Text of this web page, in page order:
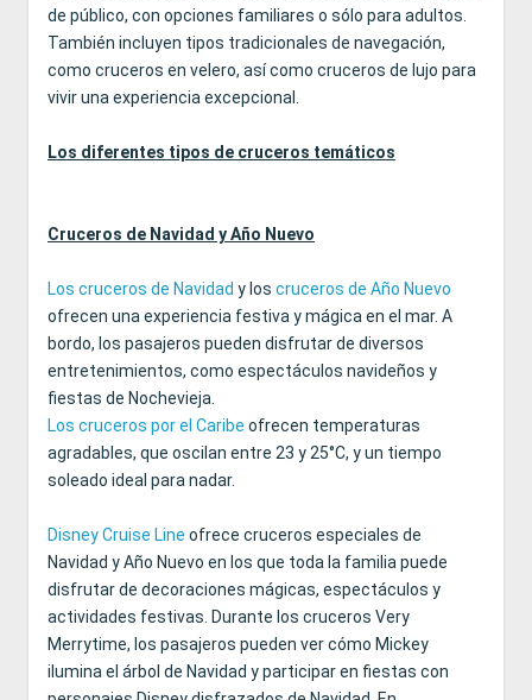
de público, con opciones familiares o sólo para adultos.
También incluyen tipos tradicionales de navegación,
como cruceros en velero, así como cruceros de lujo para
vivir una experiencia excepcional.
Los diferentes tipos de cruceros temáticos
Cruceros de Navidad y Año Nuevo
Los cruceros de Navidad y los cruceros de Año Nuevo
ofrecen una experiencia festiva y mágica en el mar. A
bordo, los pasajeros pueden disfrutar de diversos
entretenimientos, como espectáculos navideños y
fiestas de Nochevieja.
Los cruceros por el Caribe ofrecen temperaturas
agradables, que oscilan entre 23 y 25°C, y un tiempo
soleado ideal para nadar.
Disney Cruise Line ofrece cruceros especiales de
Navidad y Año Nuevo en los que toda la familia puede
disfrutar de decoraciones mágicas, espectáculos y
actividades festivas. Durante los cruceros Very
Merrytime, los pasajeros pueden ver cómo Mickey
ilumina el árbol de Navidad y participar en fiestas con